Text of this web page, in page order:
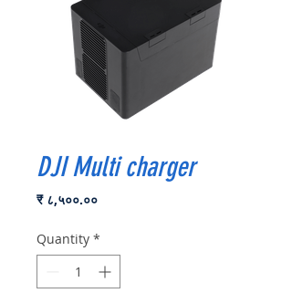
DJI Multi charger
₹ ८,५००.००Price
Quantity *